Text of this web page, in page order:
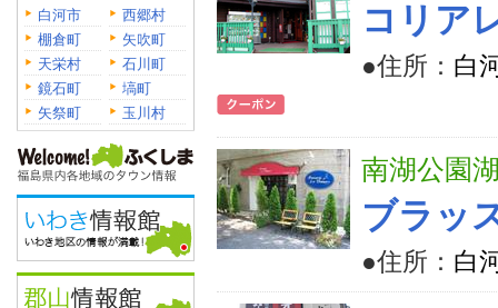
白河市
西郷村
棚倉町
矢吹町
天栄村
石川町
鏡石町
塙町
矢祭町
玉川村
コリア
●住所： 白
南湖公園
ブラッ
●住所： 白